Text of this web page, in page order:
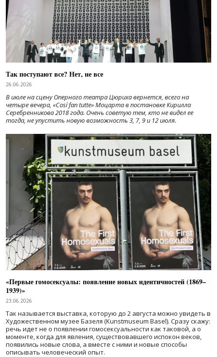
Так поступают все? Нет, не все
26.06.2026
В июле на сцену Оперного театра Цюриха вернется, всего на
четыре вечера, «Cosí fan tutte» Моцарта в постановке Кирилла
Серебренникова 2018 года. Очень советую тем, кто не видел ее
тогда, не упустить новую возможность 3, 7, 9 и 12 июля.
«Первые гомосексуалы: появление новых идентичностей (1869–
1939)»
23.06.2026
Так называется выставка, которую до 2 августа можно увидеть в
Художественном музее Базеля (Kunstmuseum Basel). Сразу скажу:
речь идет не о появлении гомосексуальности как таковой, а о
моменте, когда для явления, существовавшего испокон веков,
появились новые слова, а вместе с ними и новые способы
описывать человеческий опыт.